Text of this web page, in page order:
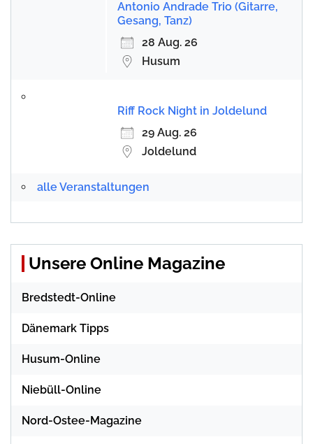
Antonio Andrade Trio (Gitarre,
Gesang, Tanz)
28 Aug. 26
Husum
Riff Rock Night in Joldelund
29 Aug. 26
Joldelund
alle Veranstaltungen
Unsere Online Magazine
Bredstedt-Online
Dänemark Tipps
Husum-Online
Niebüll-Online
Nord-Ostee-Magazine